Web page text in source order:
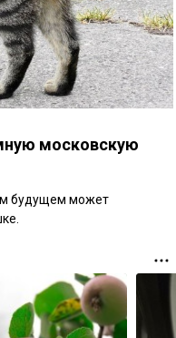
московскую
будущем может